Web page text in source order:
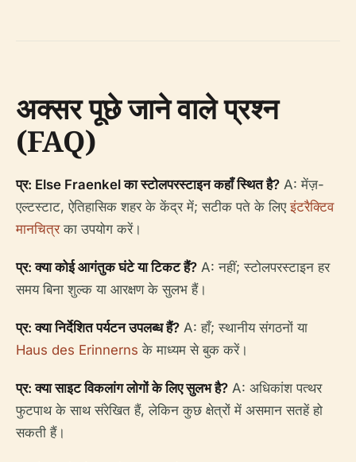
अक्सर पूछे जाने वाले प्रश्न
(FAQ)
प्र: Else Fraenkel का स्टोलपरस्टाइन कहाँ स्थित है? A: मेंज़-
एल्टस्टाट, ऐतिहासिक शहर के केंद्र में; सटीक पते के लिएइंटरैक्टिव
मानचित्रका उपयोग करें।
प्र: क्या कोई आगंतुक घंटे या टिकट हैं? A: नहीं; स्टोलपरस्टाइन हर
समय बिना शुल्क या आरक्षण के सुलभ हैं।
प्र: क्या निर्देशित पर्यटन उपलब्ध हैं? A: हाँ; स्थानीय संगठनों या
Haus des Erinnerns के माध्यम से बुक करें।
प्र: क्या साइट विकलांग लोगों के लिए सुलभ है? A: अधिकांश पत्थर
फुटपाथ के साथ संरेखित हैं, लेकिन कुछ क्षेत्रों में असमान सतहें हो
सकती हैं।